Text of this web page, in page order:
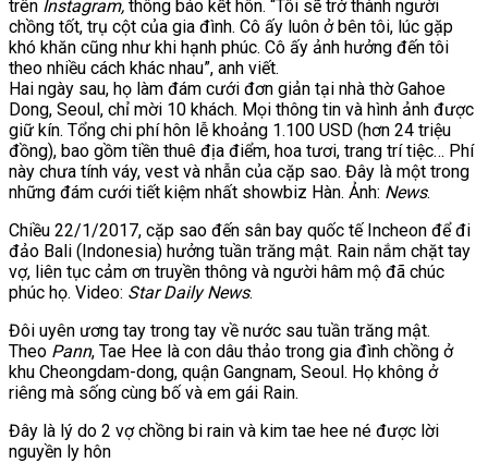
trên Instagram, thông báo kết hôn. “Tôi sẽ trở thành người
chồng tốt, trụ cột của gia đình. Cô ấy luôn ở bên tôi, lúc gặp
khó khăn cũng như khi hạnh phúc. Cô ấy ảnh hưởng đến tôi
theo nhiều cách khác nhau”, anh viết.
Hai ngày sau, họ làm đám cưới đơn giản tại nhà thờ Gahoe
Dong, Seoul, chỉ mời 10 khách. Mọi thông tin và hình ảnh được
giữ kín. Tổng chi phí hôn lễ khoảng 1.100 USD (hơn 24 triệu
đồng), bao gồm tiền thuê địa điểm, hoa tươi, trang trí tiệc… Phí
này chưa tính váy, vest và nhẫn của cặp sao. Đây là một trong
những đám cưới tiết kiệm nhất showbiz Hàn. Ảnh: News.
Chiều 22/1/2017, cặp sao đến sân bay quốc tế Incheon để đi
đảo Bali (Indonesia) hưởng tuần trăng mật. Rain nắm chặt tay
vợ, liên tục cảm ơn truyền thông và người hâm mộ đã chúc
phúc họ. Video: Star Daily News.
Đôi uyên ương tay trong tay về nước sau tuần trăng mật.
Theo Pann, Tae Hee là con dâu thảo trong gia đình chồng ở
khu Cheongdam-dong, quận Gangnam, Seoul. Họ không ở
riêng mà sống cùng bố và em gái Rain.
Đây là lý do 2 vợ chồng bi rain và kim tae hee né được lời
nguyền ly hôn